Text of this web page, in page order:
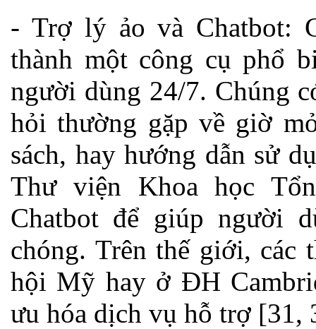
- Trợ lý ảo và Chatbot:
thành một công cụ phổ
người dùng 24/7. Chúng
hỏi thường gặp về giờ
sách, hay hướng dẫn sử
Thư viện Khoa học
Chatbot để giúp người
chóng. Trên thế giới,
hội Mỹ hay ở ĐH
ưu hóa dịch vụ hỗ trợ [31,